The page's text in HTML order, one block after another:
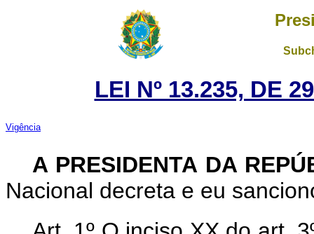
LEI Nº 13.235, DE
Vigência
A PRESIDENTA DA
Nacional decreta e eu